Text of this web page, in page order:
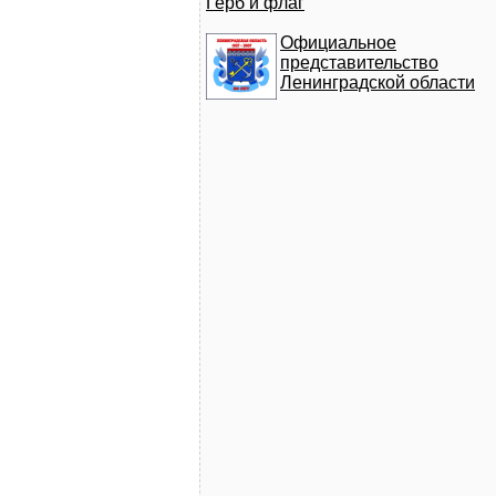
Официальное
представительство
Ленинградской области